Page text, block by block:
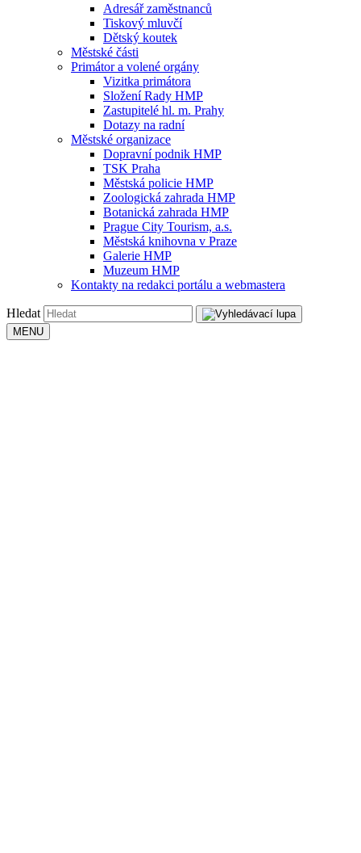
Adresář zaměstnanců
Tiskový mluvčí
Dětský koutek
Městské části
Primátor a volené orgány
Vizitka primátora
Složení Rady HMP
Zastupitelé hl. m. Prahy
Dotazy na radní
Městské organizace
Dopravní podnik HMP
TSK Praha
Městská policie HMP
Zoologická zahrada HMP
Botanická zahrada HMP
Prague City Tourism, a.s.
Městská knihovna v Praze
Galerie HMP
Muzeum HMP
Kontakty na redakci portálu a webmastera
Hledat
MENU